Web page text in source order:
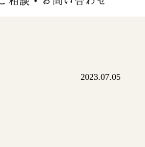
2023.07.05